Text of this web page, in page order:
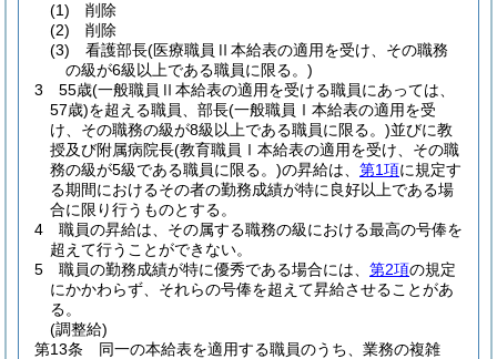
(1)
削除
(2)
削除
(3)
看護部長(医療職員Ⅱ本給表の適用を受け、その職務
の級が6級以上である職員に限る。)
3
55歳(一般職員Ⅱ本給表の適用を受ける職員にあっては、
57歳)を超える職員、部長(一般職員Ⅰ本給表の適用を受
け、その職務の級が8級以上である職員に限る。)並びに教
授及び附属病院長(教育職員Ⅰ本給表の適用を受け、その職
務の級が5級である職員に限る。)の昇給は、 第1項に規定す
る期間におけるその者の勤務成績が特に良好以上である場
合に限り行うものとする。
4
職員の昇給は、その属する職務の級における最高の号俸を
超えて行うことができない。
5
職員の勤務成績が特に優秀である場合には、 第2項の規定
にかかわらず、それらの号俸を超えて昇給させることがあ
る。
(調整給)
第13条
同一の本給表を適用する職員のうち、業務の複雑